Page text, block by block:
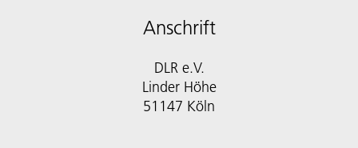
Anschrift
DLR e.V.
Linder Höhe
51147 Köln